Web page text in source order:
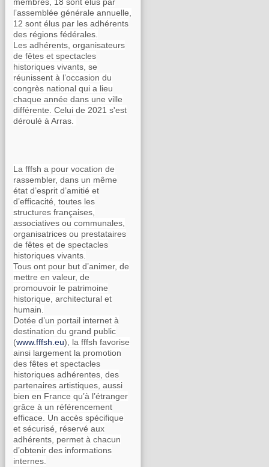
l’assemblée générale annuelle,
12 sont élus par les adhérents
des régions fédérales.
Les adhérents, organisateurs
de fêtes et spectacles
historiques vivants, se
réunissent à l’occasion du
congrès national qui a lieu
chaque année dans une ville
différente. Celui de 2021 s'est
déroulé à Arras.
La fffsh a pour vocation de
rassembler, dans un même
état d’esprit d’amitié et
d’efficacité, toutes les
structures françaises,
associatives ou communales,
organisatrices ou prestataires
de fêtes et de spectacles
historiques vivants.
Tous ont pour but d’animer, de
mettre en valeur, de
promouvoir le patrimoine
historique, architectural et
humain.
Dotée d’un portail internet à
destination du grand public
(www.fffsh.eu), la fffsh favorise
ainsi largement la promotion
des fêtes et spectacles
historiques adhérentes, des
partenaires artistiques, aussi
bien en France qu’à l’étranger
grâce à un référencement
efficace. Un accès spécifique
et sécurisé, réservé aux
adhérents, permet à chacun
d’obtenir des informations
internes.